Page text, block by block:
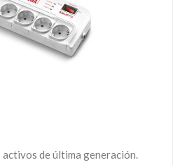
de última generación.